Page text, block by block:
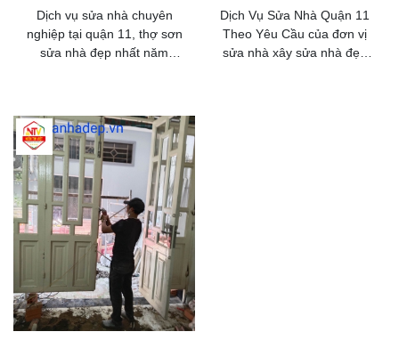
Dịch vụ sửa nhà chuyên
nghiệp tại quận 11, thợ sơn
sửa nhà đẹp nhất năm
Dịch Vụ Sửa Nhà Quận 11
Theo Yêu Cầu của đơn vị
sửa nhà xây sửa nhà đẹp